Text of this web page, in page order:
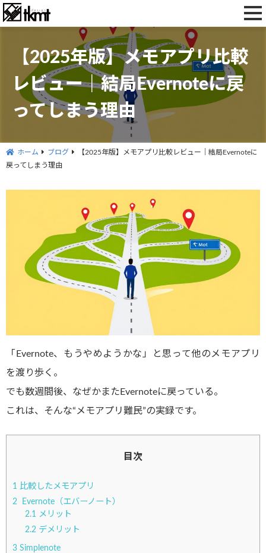
【2025年版】メモアプリ比較
レビュー｜結局Evernoteに戻
ってしまう理由
ホーム ブログ
【2025年版】メモアプリ比較レビュー｜結局Evernoteに
戻ってしまう理由
「Evernote、もうやめようかな」と思って他のメモアプリ
を渡り歩く。
でも数週間後、なぜかまたEvernoteに戻っている。
これは、そんな“メモアプリ難民”の実録です。
目次
1
比較したメモアプリ
2 Evernote（エバーノート）
2.1
メリット
2.2 デメリット
3 Simplenote